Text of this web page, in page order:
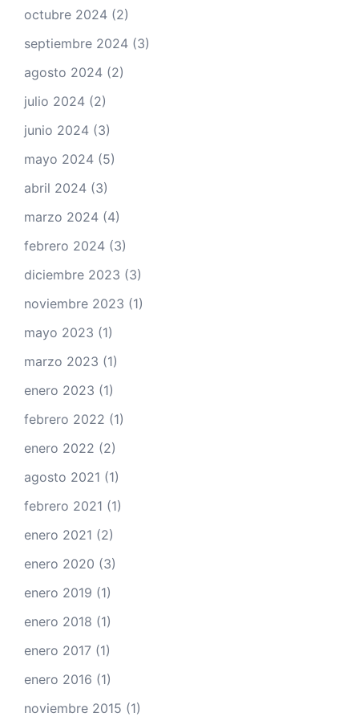
octubre 2024 (2)
septiembre 2024 (3)
agosto 2024 (2)
julio 2024 (2)
junio 2024 (3)
mayo 2024 (5)
abril 2024 (3)
marzo 2024 (4)
febrero 2024 (3)
diciembre 2023 (3)
noviembre 2023 (1)
mayo 2023 (1)
marzo 2023 (1)
enero 2023 (1)
febrero 2022 (1)
enero 2022 (2)
agosto 2021 (1)
febrero 2021 (1)
enero 2021 (2)
enero 2020 (3)
enero 2019 (1)
enero 2018 (1)
enero 2017 (1)
enero 2016 (1)
noviembre 2015 (1)